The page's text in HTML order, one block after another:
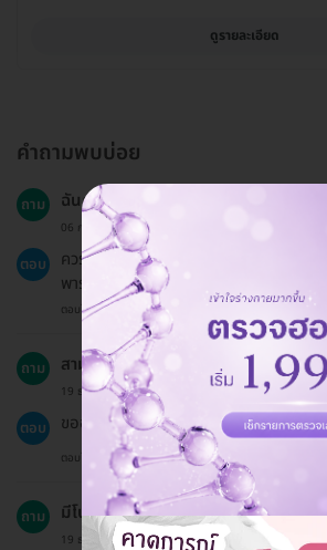
ดูรายละเอียด
คำถามพบบ่อย
ถาม ฉันควรเตรียมตัวอย่างไรสำหรับการทำ
06 ก.ค. 2024
ตอบ
ควรล้างมือให้สะอาดและถอดเล็บหรือกา
พาราฟินมือ เพื่อให้ประสิทธิภาพของการบำ
ตอบโดยทีมงาน HD
ถาม สามารถใช้ประกันสังคมในการชำระค่าบ
19 ธ.ค. 2024
ตอบ ขออภัยค่ะ แพ็กเกจบน HDmall ไม่ได้เข้
ตอบโดยทีมงาน HD
ถาม มีโปรโมชั่นหรือโค้ดส่วนลดอะไรบ้าง?
19 ธ.ค. 2024